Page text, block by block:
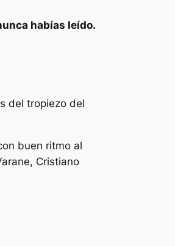
habías leído.
del tropiezo del
buen ritmo al
Cristiano